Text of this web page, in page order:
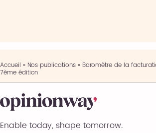
Accueil » Nos publications» Baromètre de la
7ème édition
Enable today, shape tomorrow.